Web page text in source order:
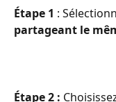
Étape 1 :
partageant le
Étape 2 :